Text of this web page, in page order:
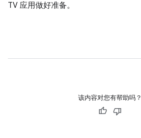
TV 应用做好准备。
该内容对您有帮助吗？